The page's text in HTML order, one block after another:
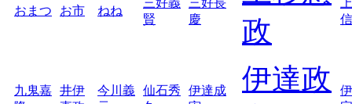
おまつ お市 ねね
三好義
賢
三好長
慶
政
信
九鬼嘉 井伊
今川義 仙石秀
伊達成
伊達政